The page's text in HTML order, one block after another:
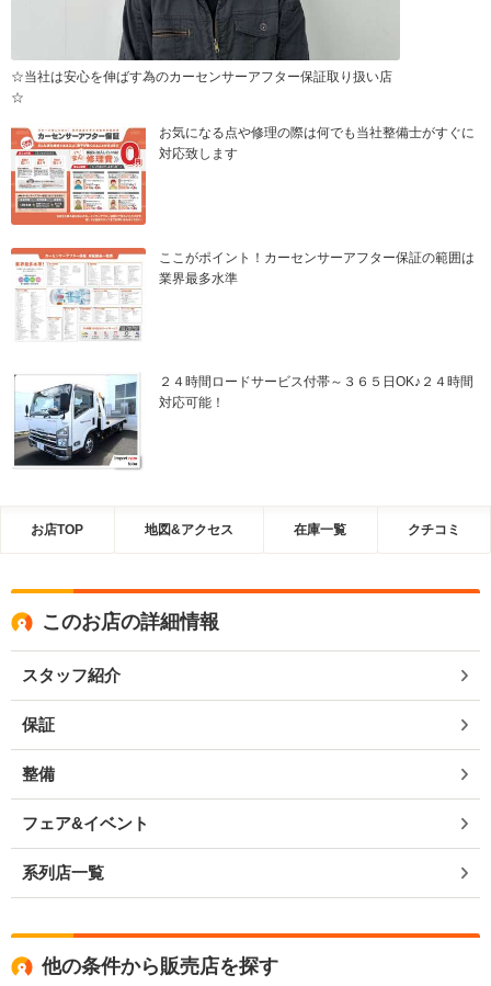
☆当社は安心を伸ばす為のカーセンサーアフター保証取り扱い店
☆
お気になる点や修理の際は何でも当社整備士がすぐに
対応致します
ここがポイント！カーセンサーアフター保証の範囲は
業界最多水準
２４時間ロードサービス付帯～３６５日OK♪２４時間
対応可能！
お店TOP 地図&アクセス 在庫一覧 クチコミ
このお店の詳細情報
スタッフ紹介
保証
整備
フェア&イベント
系列店一覧
他の条件から販売店を探す